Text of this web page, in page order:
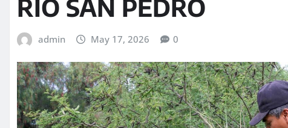
RÍO SAN PEDRO
admin May 17, 2026 0